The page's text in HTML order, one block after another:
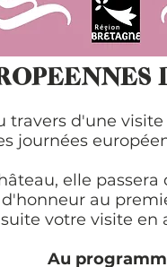
travers d'une
journées
elle
au
votre visite
Au